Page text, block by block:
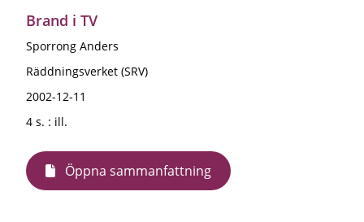
Brand i TV
Sporrong Anders
Räddningsverket (SRV)
2002-12-11
4 s. : ill.
Öppna sammanfattning